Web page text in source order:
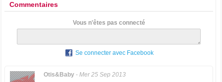
Commentaires
Vous n'êtes pas connecté
Se connecter avec Facebook
Otis&Baby- Mer 25 Sep 2013